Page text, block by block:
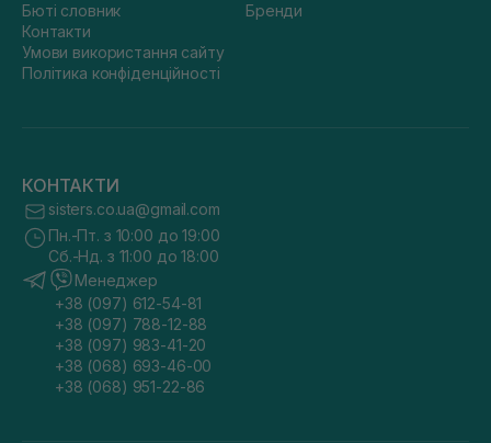
Бюті словник
Контакти
Умови використання сайту
Політика конфіденційності
Бренди
КОНТАКТИ
sisters.co.ua@gmail.com
Пн.-Пт. з 10:00 до 19:00
Сб.-Нд. з 11:00 до 18:00
Менеджер
+38 (097) 612-54-81
+38 (097) 788-12-88
+38 (097) 983-41-20
+38 (068) 693-46-00
+38 (068) 951-22-86